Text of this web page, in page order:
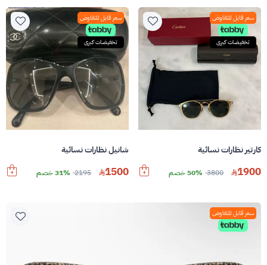
سعر قابل للتفاوض
تخفيضات كبرى
كارتير نظارات نسائية
1900
3800 50% خصم
سعر قابل للتفاوض
تخفيضات كبرى
شانيل نظارات نسائية
1500
2195 31% خصم
سعر قابل للتفاوض